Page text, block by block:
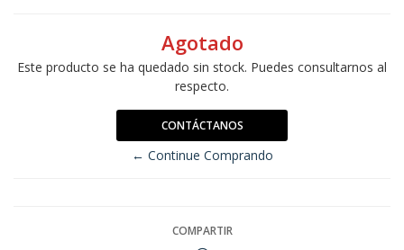
Agotado
Este producto se ha quedado sin stock. Puedes consultarnos al
respecto.
CONTÁCTANOS
← Continue Comprando
COMPARTIR